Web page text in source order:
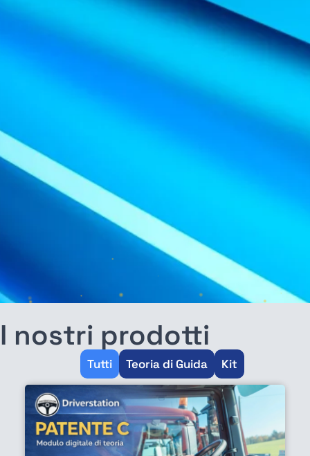
I nostri prodotti
Teoria di Guida Kit
Tutti